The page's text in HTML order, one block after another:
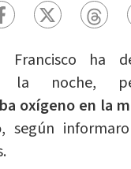
Francisco ha
la noche,
oxígeno en la
, según